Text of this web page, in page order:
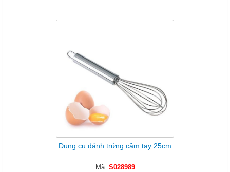
Dụng cụ đánh trứng cầm tay 25cm
Mã: S028989